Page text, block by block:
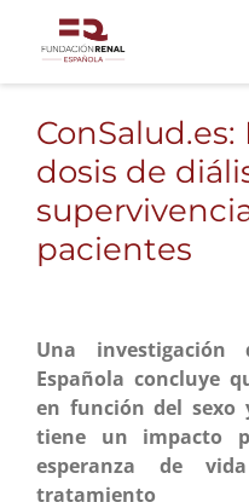
contenido
dosis de
pacientes
Una
Española concluye
en función del sexo
tiene un impacto
esperanza de
tratamiento